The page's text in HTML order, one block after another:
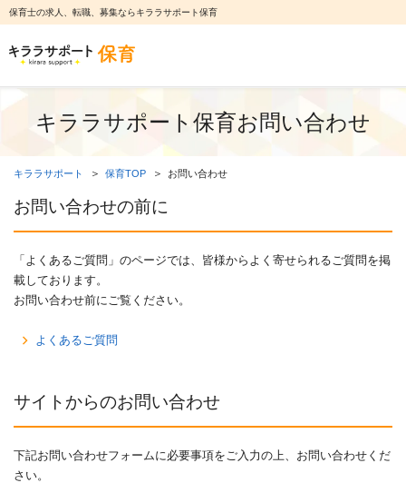
保育士の求人、転職、募集ならキララサポート保育
キララサポート保育お問い合わせ
キララサポート 保育TOP お問い合わせ
お問い合わせの前に
「よくあるご質問」のページでは、皆様からよく寄せられるご質問を掲
載しております。
お問い合わせ前にご覧ください。
よくあるご質問
サイトからのお問い合わせ
下記お問い合わせフォームに必要事項をご入力の上、お問い合わせくだ
さい。